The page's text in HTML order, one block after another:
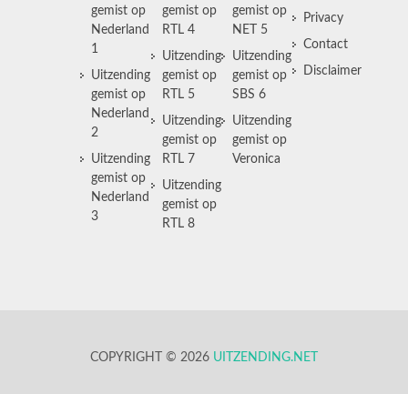
gemist op
Nederland
1
Uitzending
gemist op
Nederland
2
Uitzending
gemist op
Nederland
3
gemist op
RTL 4
Uitzending
gemist op
RTL 5
Uitzending
gemist op
RTL 7
Uitzending
gemist op
RTL 8
gemist op
NET 5
Uitzending
gemist op
SBS 6
Uitzending
gemist op
Veronica
Privacy
Contact
Disclaimer
COPYRIGHT © 2026 UITZENDING.NET